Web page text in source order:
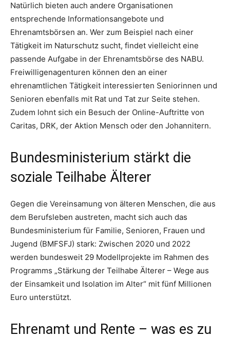
Natürlich bieten auch andere Organisationen
entsprechende Informationsangebote und
Ehrenamtsbörsen an. Wer zum Beispiel nach einer
Tätigkeit im Naturschutz sucht, findet vielleicht eine
passende Aufgabe in der Ehrenamtsbörse des NABU.
Freiwilligenagenturen können den an einer
ehrenamtlichen Tätigkeit interessierten Seniorinnen und
Senioren ebenfalls mit Rat und Tat zur Seite stehen.
Zudem lohnt sich ein Besuch der Online-Auftritte von
Caritas, DRK, der Aktion Mensch oder den Johannitern.
Bundesministerium stärkt die
soziale Teilhabe Älterer
Gegen die Vereinsamung von älteren Menschen, die aus
dem Berufsleben austreten, macht sich auch das
Bundesministerium für Familie, Senioren, Frauen und
Jugend (BMFSFJ) stark: Zwischen 2020 und 2022
werden bundesweit 29 Modellprojekte im Rahmen des
Programms „Stärkung der Teilhabe Älterer – Wege aus
der Einsamkeit und Isolation im Alter“ mit fünf Millionen
Euro unterstützt.
Ehrenamt und Rente – was es zu